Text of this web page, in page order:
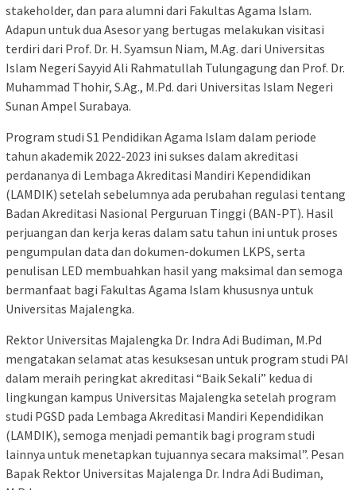
stakeholder, dan para alumni dari Fakultas Agama Islam.
Adapun untuk dua Asesor yang bertugas melakukan visitasi
terdiri dari Prof. Dr. H. Syamsun Niam, M.Ag. dari Universitas
Islam Negeri Sayyid Ali Rahmatullah Tulungagung dan Prof. Dr.
Muhammad Thohir, S.Ag., M.Pd. dari Universitas Islam Negeri
Sunan Ampel Surabaya.
Program studi S1 Pendidikan Agama Islam dalam periode
tahun akademik 2022-2023 ini sukses dalam akreditasi
perdananya di Lembaga Akreditasi Mandiri Kependidikan
(LAMDIK) setelah sebelumnya ada perubahan regulasi tentang
Badan Akreditasi Nasional Perguruan Tinggi (BAN-PT). Hasil
perjuangan dan kerja keras dalam satu tahun ini untuk proses
pengumpulan data dan dokumen-dokumen LKPS, serta
penulisan LED membuahkan hasil yang maksimal dan semoga
bermanfaat bagi Fakultas Agama Islam khususnya untuk
Universitas Majalengka.
Rektor Universitas Majalengka Dr. Indra Adi Budiman, M.Pd
mengatakan selamat atas kesuksesan untuk program studi PAI
dalam meraih peringkat akreditasi “Baik Sekali” kedua di
lingkungan kampus Universitas Majalengka setelah program
studi PGSD pada Lembaga Akreditasi Mandiri Kependidikan
(LAMDIK), semoga menjadi pemantik bagi program studi
lainnya untuk menetapkan tujuannya secara maksimal”. Pesan
Bapak Rektor Universitas Majalenga Dr. Indra Adi Budiman,